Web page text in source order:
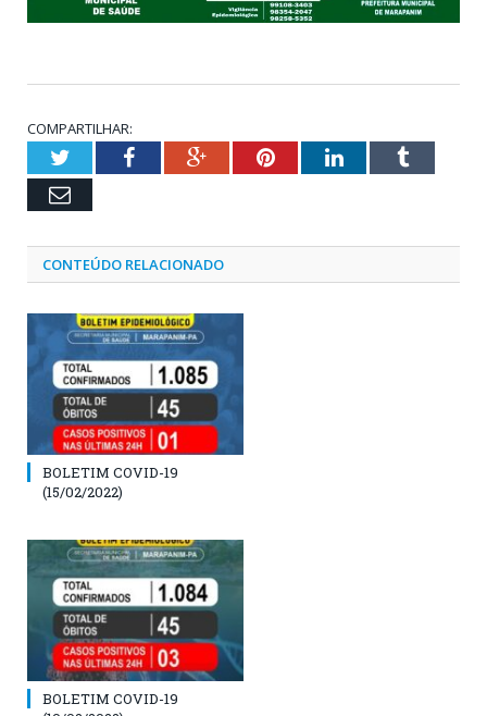
COMPARTILHAR:
TwitterFacebookGoogle+PinterestLinkedInTumblr
Email
CONTEÚDO RELACIONADO
BOLETIM COVID-19
(15/02/2022)
BOLETIM COVID-19